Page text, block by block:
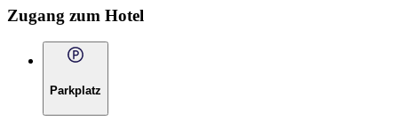
Zugang zum Hotel
Parkplatz